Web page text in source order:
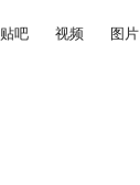
贴吧 视频 图片